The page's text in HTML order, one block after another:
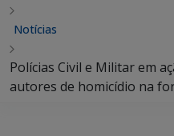
Notícias
Polícias Civil e Militar em
autores de homicídio na